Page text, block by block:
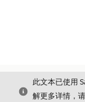
关闭
此文本已使用
解更多详情，